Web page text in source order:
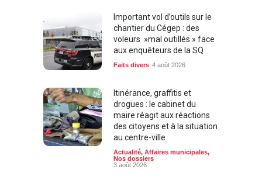
Important vol d’outils sur le
chantier du Cégep : des
voleurs »mal outillés » face
aux enquêteurs de la SQ
Faits divers 4 août 2026
Itinérance, graffitis et
drogues : le cabinet du
maire réagit aux réactions
des citoyens et à la situation
au centre-ville
Actualité, Affaires municipales,
Nos dossiers
3 août 2026